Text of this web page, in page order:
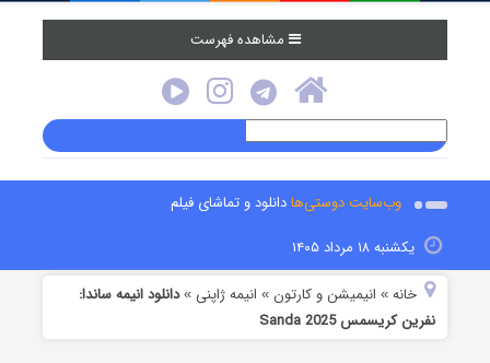
مشاهده فهرست
وب‌سایت دوستی‌هادانلود و تماشای فیلم
یکشنبه ۱۸ مرداد ۱۴۰۵
خانه » انیمیشن و کارتون » انیمه ژاپنی »دانلود انیمه ساندا:
نفرین کریسمس Sanda 2025